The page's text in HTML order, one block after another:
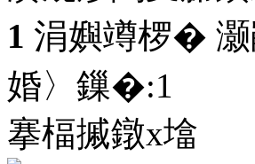
1 涓嬩竴椤�
婚〉鏁�:1
搴楅摵鐓х墖